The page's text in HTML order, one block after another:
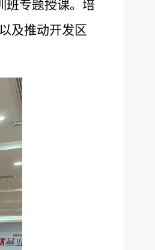
班专题授课。培
及推动开发区